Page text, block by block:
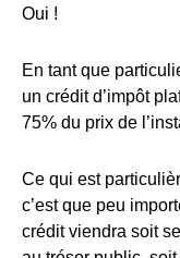
Oui !
En tant que
un crédit d’impôt
75% du prix de
Ce qui est
c’est que peu
crédit viendra soit